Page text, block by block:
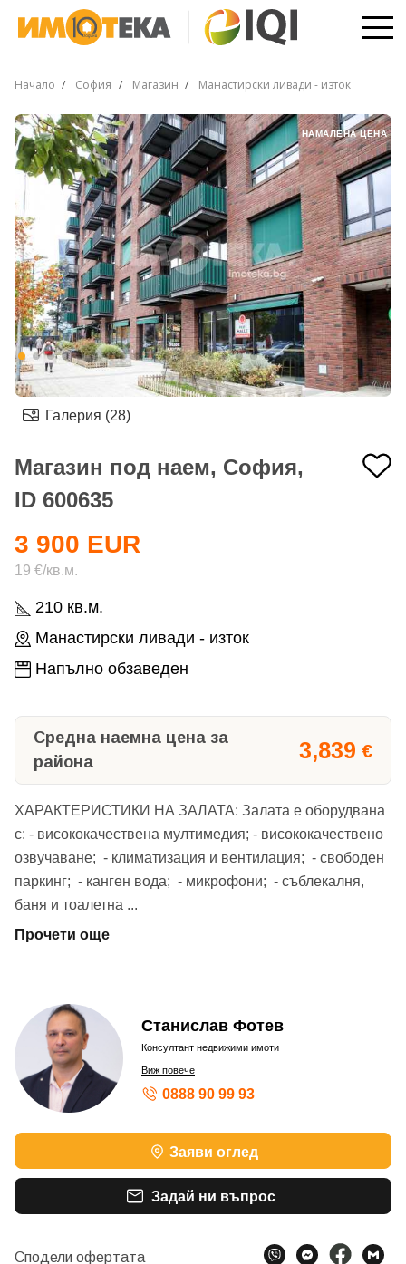
Начало София Магазин Манастирски ливади - изток
НАМАЛЕНА ЦЕНА
Галерия (28)
Магазин под наем, София,
ID 600635
210 кв.м.
Манастирски ливади - изток
Напълно обзаведен
3 900 EUR
19 €/кв.м.
Средна наемна цена за
района
3,839 €
ХАРАКТЕРИСТИКИ НА ЗАЛАТА: Залата е оборудвана
с: - висококачествена мултимедия; - висококачествено
озвучаване; - климатизация и вентилация; - свободен
паркинг; - канген вода; - микрофони; - съблекалня,
баня и тоалетнa ...
Прочети още
Станислав Фотев
Консултант недвижими имоти
Виж повече
0888 90 99 93
Заяви оглед
Задай ни въпрос
Сподели офертата